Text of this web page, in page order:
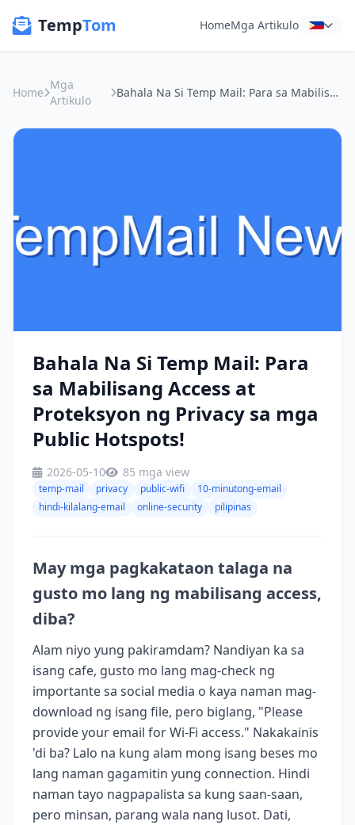
TempTom HomeMga Artikulo
Home
Mga
Artikulo
Bahala Na Si Temp Mail: Para sa Mabilisang Access at Proteksyon ng Privacy sa mga Public Hotspots!
Bahala Na Si Temp Mail: Para
sa Mabilisang Access at
Proteksyon ng Privacy sa mga
Public Hotspots!
2026-05-10 85 mga view
temp-mail privacy public-wifi
10-minutong-email
hindi-kilalang-email
online-security pilipinas
May mga pagkakataon talaga na
gusto mo lang ng mabilisang access,
diba?
Alam niyo yung pakiramdam? Nandiyan ka sa
isang cafe, gusto mo lang mag-check ng
importante sa social media o kaya naman mag-
download ng isang file, pero biglang, "Please
provide your email for Wi-Fi access." Nakakainis
'di ba? Lalo na kung alam mong isang beses mo
lang naman gagamitin yung connection. Hindi
naman tayo nagpapalista sa kung saan-saan,
pero minsan, parang wala nang lusot. Dati,